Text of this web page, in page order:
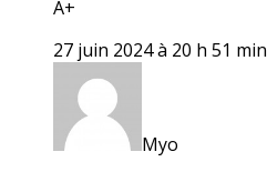
A+
27 juin 2024 à 20 h 51 min
Myo